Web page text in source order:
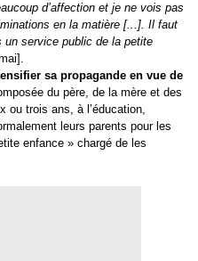
d’affection et je ne vois pas
en la matière [...]. Il faut
un service public de la petite
sa propagande en vue de
du père, de la mère et des
ou trois ans, à l’éducation,
leurs parents pour les
enfance » chargé de les